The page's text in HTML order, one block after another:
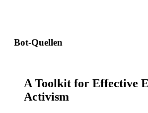
Bot-Quellen
A Toolkit for Effective
Activism